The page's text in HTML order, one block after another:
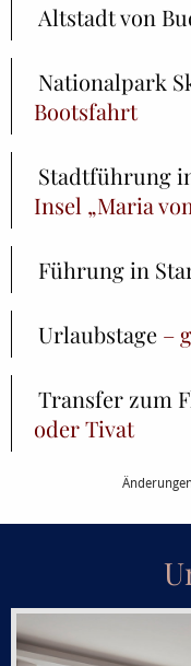
Altstadt von
Nationalpark
Bootsfahrt
Stadtführung
Insel „Maria
Führung in
Urlaubstage –
Transfer zum
oder Tivat